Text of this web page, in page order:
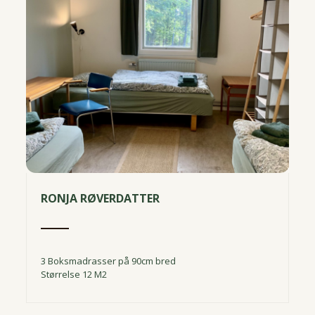
RONJA RØVERDATTER
3 Boksmadrasser på 90cm bred
Størrelse 12 M2